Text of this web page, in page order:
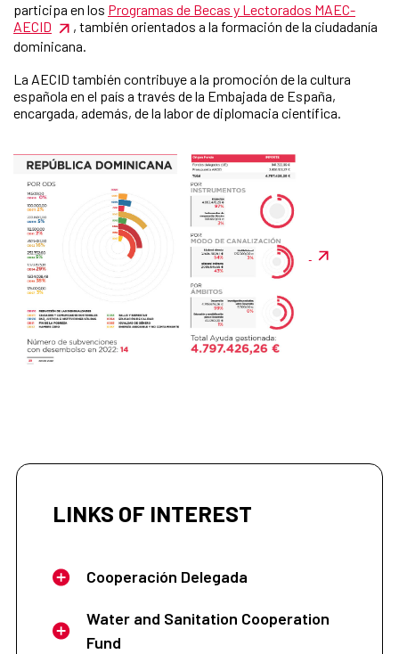
participa en los Programas de Becas y Lectorados MAEC-
AECID
, también orientados a la formación de la ciudadanía
dominicana.
La AECID también contribuye a la promoción de la cultura
española en el país a través de la Embajada de España,
encargada, además, de la labor de diplomacia científica.
LINKS OF INTEREST
Cooperación Delegada
Water and Sanitation Cooperation
Fund